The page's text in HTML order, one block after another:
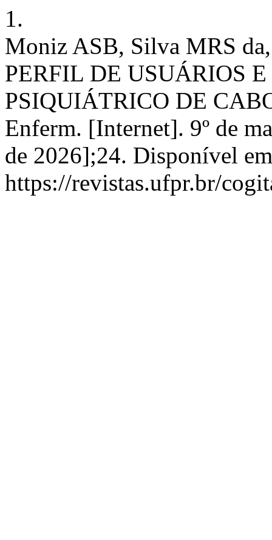
1.
Moniz ASB, Silva MRS
PERFIL DE USUÁRIOS
PSIQUIÁTRICO DE
Enferm. [Internet]. 9º de
de 2026];24. Disponível
https://revistas.ufpr.br/